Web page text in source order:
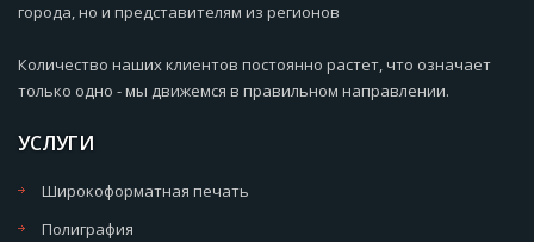
города, но и представителям из регионов
Количество наших клиентов постоянно растет, что означает
только одно - мы движемся в правильном направлении.
УСЛУГИ
Широкоформатная печать
Полиграфия